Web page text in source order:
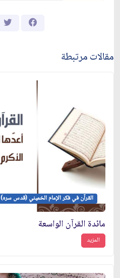
مقالات مرتبطة
القرآن في فكر الإمام الخميني (قدس سره)
مائدة القرآن الواسعة
المزيد